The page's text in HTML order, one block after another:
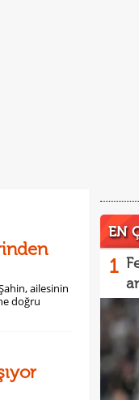
ailesinin
doğru
EN
1